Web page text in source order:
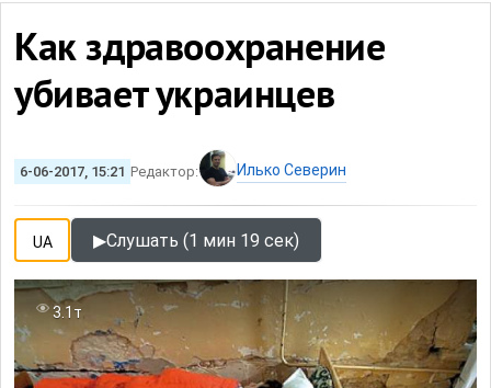
Как здравоохранение
убивает украинцев
6-06-2017, 15:21 Редактор: Илько Северин
UA ▶Слушать (1 мин 19 сек)
3.1т